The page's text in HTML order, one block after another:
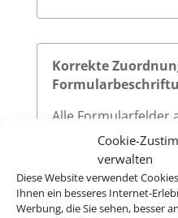
Cookie-
verwalten
Diese Website verwendet
Ihnen ein besseres Internet-
Werbung, die Sie sehen, besser
Korrekte
Alle Formularfelder
sind mit
versehen, die über
eindeutig auf die
Eingabefeldes
Zuordnung